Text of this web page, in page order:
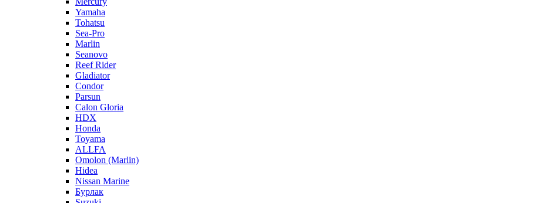
Yamaha
Tohatsu
Sea-Pro
Marlin
Seanovo
Reef Rider
Gladiator
Condor
Parsun
Calon Gloria
HDX
Honda
Toyama
ALLFA
Omolon (Marlin)
Hidea
Nissan Marine
Бурлак